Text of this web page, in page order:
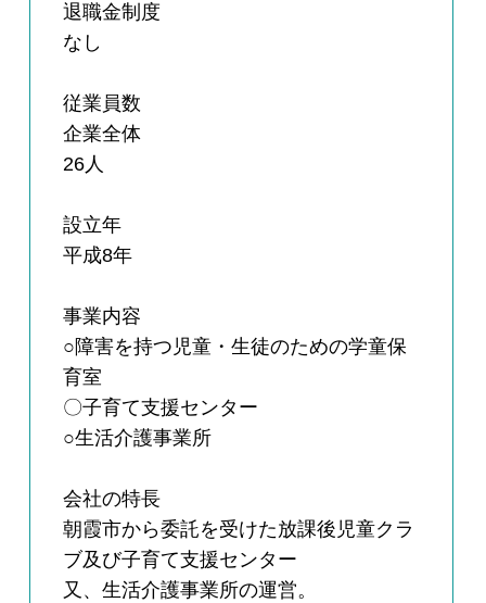
退職金制度
なし
従業員数
企業全体
26人
設立年
平成8年
事業内容
○障害を持つ児童・生徒のための学童保
育室
〇子育て支援センター
○生活介護事業所
会社の特長
朝霞市から委託を受けた放課後児童クラ
ブ及び子育て支援センター
又、生活介護事業所の運営。